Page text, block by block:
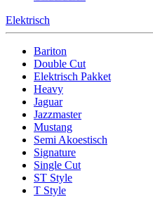
Elektrisch
Bariton
Double Cut
Elektrisch Pakket
Heavy
Jaguar
Jazzmaster
Mustang
Semi Akoestisch
Signature
Single Cut
ST Style
T Style